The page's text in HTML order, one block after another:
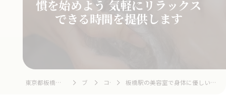
慣を始めよう 気軽にリラックス
できる時間を提供します
東京都板橋の美容室ならhair salon home ブログ コラム 板橋駅の美容室で身体に優しい習慣を始めよう 気軽にリラックスできる時間を提供します